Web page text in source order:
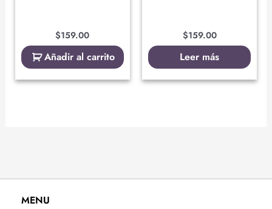
$159.00
Añadir al carrito
$159.00
Leer más
MENU